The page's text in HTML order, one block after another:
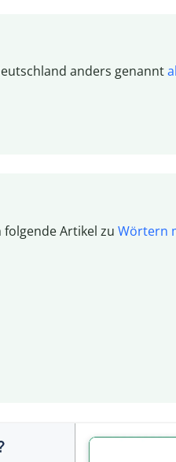
anders genannt
Artikel zu Wörtern